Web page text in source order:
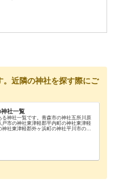
近隣の神社を探す際にご
社一覧
る神社一覧です。青森市の神社五所川原
戸市の神社東津軽郡平内町の神社東津軽
神社東津軽郡外ヶ浜町の神社平川市の神